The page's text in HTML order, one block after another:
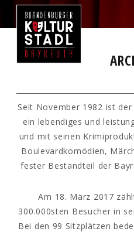
Seit November 1982 ist
ein lebendiges und
und mit seinen
Boulevardkomödien,
fester Bestandteil der
Am 18. März 2017
300.000sten Besucher in
Bei den 99 Sitzplätzen